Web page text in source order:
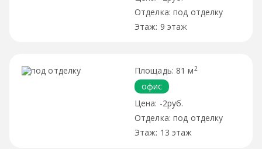
под отделку
9 этаж
81 м 2
офис
-2руб.
под отделку
13 этаж